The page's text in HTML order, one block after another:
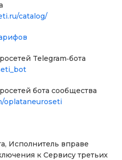
catalog/
Telegram‑бота
бота сообщества
oplataneuroseti
Исполнитель вправе
к Сервису третьих